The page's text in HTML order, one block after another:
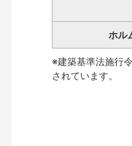
ホル
※建築基準法施行
されています。